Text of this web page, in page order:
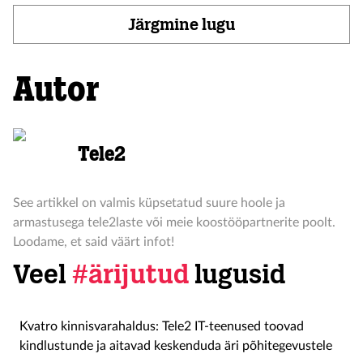
Järgmine lugu
Autor
Tele2
See artikkel on valmis küpsetatud suure hoole ja
armastusega tele2laste või meie koostööpartnerite poolt.
Loodame, et said väärt infot!
Veel #ärijutud lugusid
Kvatro kinnisvarahaldus: Tele2 IT-teenused toovad
kindlustunde ja aitavad keskenduda äri põhitegevustele